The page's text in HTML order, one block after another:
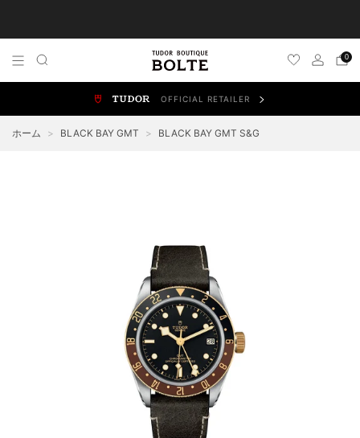
0
OFFICIAL RETAILER
NEW WATCHES ブラックベイ
ホーム > BLACK BAY GMT > BLACK BAY GMT S&G